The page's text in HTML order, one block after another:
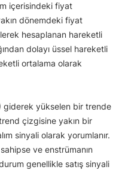
içerisindeki fiyat
dönemdeki fiyat
hesaplanan hareketli
dolayı üssel hareketli
ortalama olarak
giderek yükselen bir trende
çizgisine yakın bir
sinyali olarak yorumlanır.
ve enstrümanın
genellikle satış sinyali